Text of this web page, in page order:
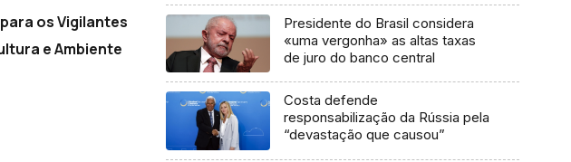
os Vigilantes
e Ambiente
Presidente do Brasil considera
«uma vergonha» as altas taxas
de juro do banco central
Costa defende
responsabilização da Rússia pela
“devastação que causou”